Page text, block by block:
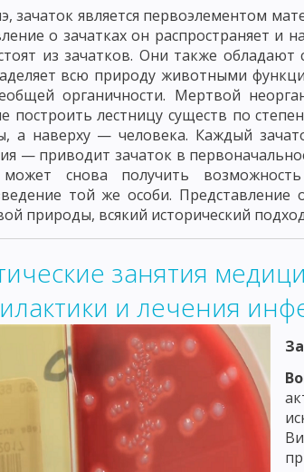
АНТИТЕЛА КЛЕТОЧНЫЕ ОСНОВЫ
РЕАКЦИЙ ДЛЯ ДИАГНОСТИКИ ИНФЕКЦИОННЫХ
РЕАКЦИЯ ЛИЗИСА РЕАКЦИЯ СВЯЗЫВАНИЯ
ИХ ПРИМЕНЕНИЯ АЛЛЕРГИЯ И
ЗАМЕДЛЕННОГО ТИПА ИНФЕКЦИОННАЯ
ДИАГНОСТИКИ ИНФЕКЦИОННЫХ ЗАБОЛЕВАНИЙ
КИШЕЧНЫХ БАКТЕРИЙ
ВОЗБУДИТЕЛЬ
ВОЗБУДИТЕЛЬ ИНФЛЮЭНЦЫ
ВОЗБУДИТЕЛЬ СИБИРСКОЙ ЯЗВЫ ВОЗБУДИТЕЛИ
ГИСТОЛИТИКУМ ВОЗБУДИТЕЛЬ
ВОЗБУДИТЕЛЬ ЭПИДЕМИЧЕСКОГО ВОЗРАТНОГО
зачаток является первоэлементом
о зачатках он распространяет и
из зачатков. Они также
всю природу животными
органичности. Мертвой
построить лестницу существ по
а наверху — человека. Каждый
— приводит зачаток в
может снова получить
той же особи. Представление
природы, всякий исторический
занятия
и лечения